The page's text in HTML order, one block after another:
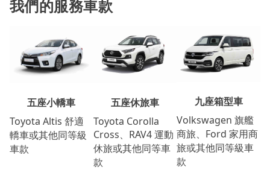
我們的服務車款
五座小轎車
Toyota Altis 舒適
轎車或其他同等級
車款
五座休旅車
Toyota Corolla
Cross、RAV4 運動
休旅或其他同等車
款
九座箱型車
Volkswagen 旗艦
商旅、Ford 家用商
旅或其他同等級車
款